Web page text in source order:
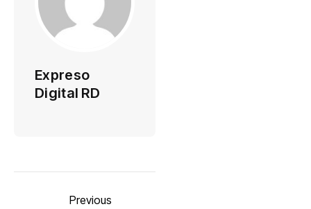
Expreso
Digital RD
Previous